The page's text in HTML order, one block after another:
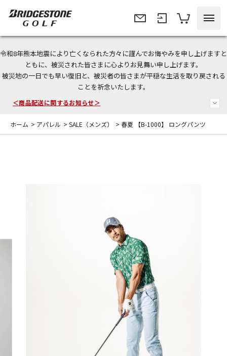
令和8年熊本地震により亡くなられた方々に謹んでお悔やみを申し上げますと
ともに、被災された皆さまに心よりお見舞い申し上げます。
被災地の一日でも早い復旧と、被災者の皆さまが平穏な生活を取り戻される
ことを祈念いたします。
今なら新規会員登録で1,000円OFFクーポンプレゼント！
＜商品配送に関するお知らせ＞
＜夏季休暇中のご注文・発送・お問い合わせ＞
ホーム > アパレル > SALE（メンズ） > 春夏 【B-1000】 ロングパンツ